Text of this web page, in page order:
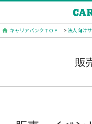
キャリアバンクＴＯＰ > 法人向け
販